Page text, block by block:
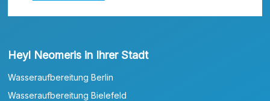
Heyl Neomeris in Ihrer Stadt
Wasseraufbereitung Berlin
Wasseraufbereitung Bielefeld